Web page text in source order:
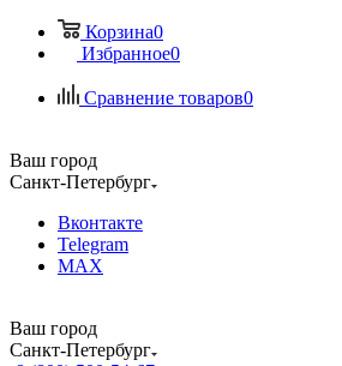
Корзина0
Избранное0
Сравнение товаров0
Ваш город
Санкт-Петербург
Вконтакте
Telegram
MAX
Ваш город
Санкт-Петербург